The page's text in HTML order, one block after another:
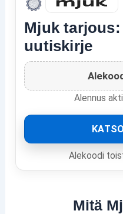
Mjuk tarjous:
uutiskirje
Alennus
Alekoodi
Mitä